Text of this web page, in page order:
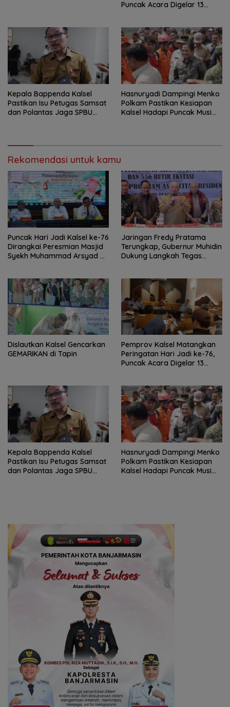
Puncak Acara Digelar 13
Kepala Bappenda Kalsel
Pastikan Isu Petugas Samsat
dan Polantas Jaga SPBU
Hasnuryadi Dampingi Menko
Polkam Pastikan Kesiapan
Kalsel Hadapi Puncak Musim
Rekomendasi untuk kamu
Puncak Hari Jadi Kalsel ke-76
Dirangkai Peresmian Masjid
Syekh Muhammad Arsyad Al
Jaringan Fredy Pratama
Terungkap, Gubernur Muhidin
Dukung Langkah Tegas
Dislautkan Kalsel Gencarkan
GEMARIKAN di Tapin
Pemprov Kalsel Matangkan
Peringatan Hari Jadi ke-76,
Puncak Acara Digelar 13
Kepala Bappenda Kalsel
Pastikan Isu Petugas Samsat
dan Polantas Jaga SPBU
Hasnuryadi Dampingi Menko
Polkam Pastikan Kesiapan
Kalsel Hadapi Puncak Musim